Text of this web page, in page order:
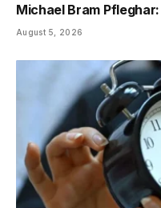
Michael Bram
August 5, 2026